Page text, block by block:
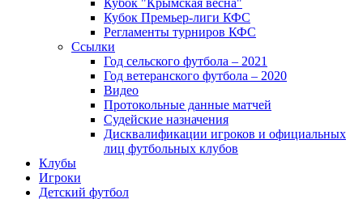
Кубок "Крымская весна"
Кубок Премьер-лиги КФС
Регламенты турниров КФС
Ссылки
Год сельского футбола – 2021
Год ветеранского футбола – 2020
Видео
Протокольные данные матчей
Судейские назначения
Дисквалификации игроков и официальных
лиц футбольных клубов
Клубы
Игроки
Детский футбол